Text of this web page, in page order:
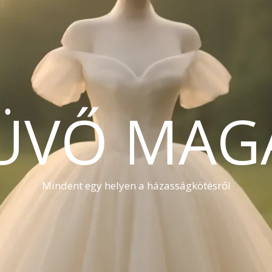
Mindent egy helyen a házasságkötésről